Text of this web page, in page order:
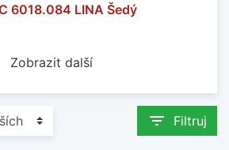
6018.084 LINA Šedý
Zobrazit další
filter_list Filtruj